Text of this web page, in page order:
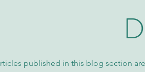
published in this blog section